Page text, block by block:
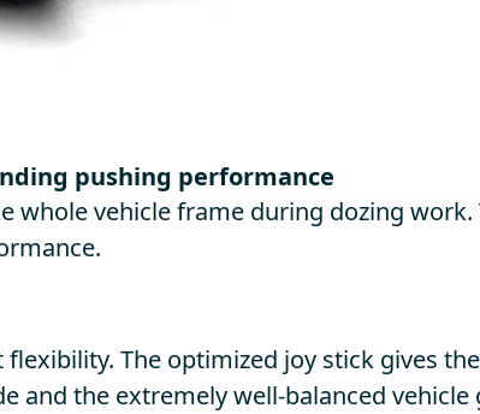
pushing performance
whole vehicle frame during dozing
The optimized joy stick gives
and the extremely well-balanced